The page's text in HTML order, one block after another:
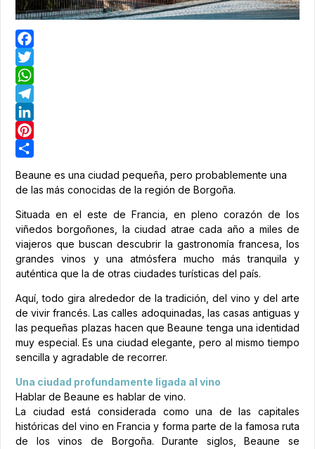
Facebook
Twitter
WhatsApp
Telegram
LinkedIn
Pinterest
Beaune es una ciudad pequeña, pero probablemente una
de las más conocidas de la región de Borgoña.
Situada en el este de Francia, en pleno corazón de los
viñedos borgoñones, la ciudad atrae cada año a miles de
viajeros que buscan descubrir la gastronomía francesa, los
grandes vinos y una atmósfera mucho más tranquila y
auténtica que la de otras ciudades turísticas del país.
Aquí, todo gira alrededor de la tradición, del vino y del arte
de vivir francés. Las calles adoquinadas, las casas antiguas y
las pequeñas plazas hacen que Beaune tenga una identidad
muy especial. Es una ciudad elegante, pero al mismo tiempo
sencilla y agradable de recorrer.
Una ciudad profundamente ligada al vino
Hablar de Beaune es hablar de vino.
La ciudad está considerada como una de las capitales
históricas del vino en Francia y forma parte de la famosa ruta
de los vinos de Borgoña. Durante siglos, Beaune se